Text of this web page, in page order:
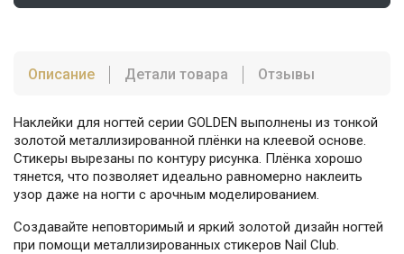
Описание Детали товара Отзывы
Наклейки для ногтей серии GOLDEN выполнены из тонкой
золотой металлизированной плёнки на клеевой основе.
Стикеры вырезаны по контуру рисунка. Плёнка хорошо
тянется, что позволяет идеально равномерно наклеить
узор даже на ногти с арочным моделированием.
Создавайте неповторимый и яркий золотой дизайн ногтей
при помощи металлизированных стикеров Nail Club.